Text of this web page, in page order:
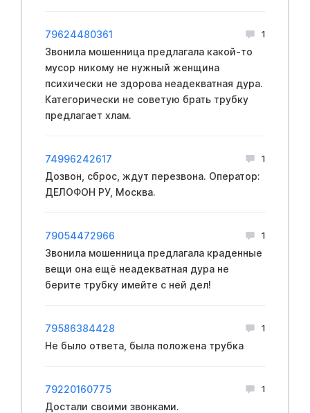
79624480361 1
Звонила мошенница предлагала какой-то
мусор никому не нужный женщина
психически не здорова неадекватная дура.
Категорически не советую брать трубку
предлагает хлам.
74996242617 1
Дозвон, сброс, ждут перезвона. Оператор:
ДЕЛОФОН РУ, Москва.
79054472966 1
Звонила мошенница предлагала краденные
вещи она ещё неадекватная дура не
берите трубку имейте с ней дел!
79586384428 1
Не было ответа, была положена трубка
79220160775 1
Достали своими звонками.